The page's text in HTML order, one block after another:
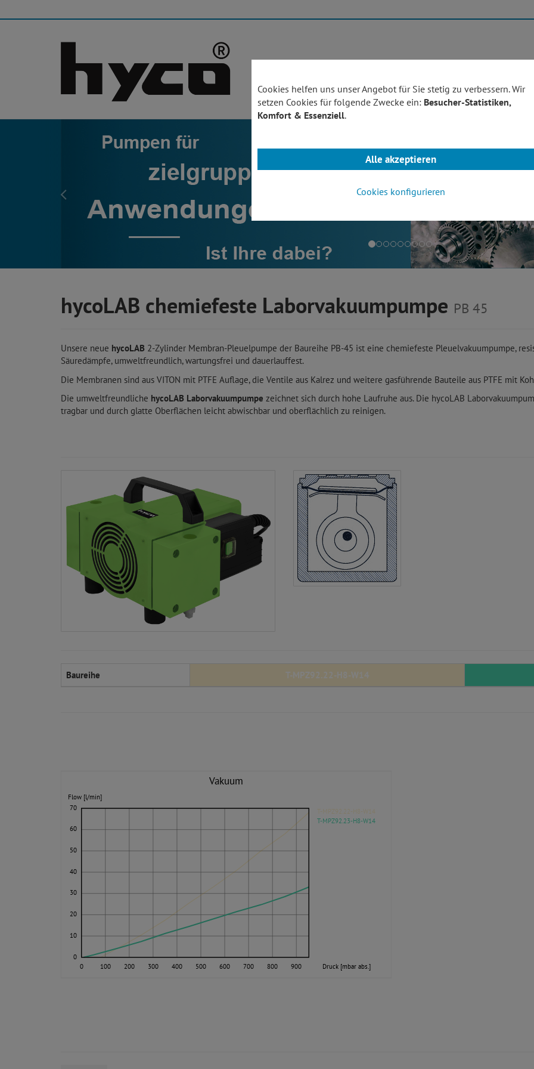
Produktübersicht
hycoLAB chemiefeste Laborvakuumpumpe PB 45
Unsere neue hycoLAB 2-Zylinder Membran-Pleuelpumpe der Baureihe PB-45 ist eine chemiefeste Pleuelvakuumpumpe,
Säuredämpfe, umweltfreundlich, wartungsfrei und dauerlauffest.
Die Membranen sind aus VITON mit PTFE Auflage, die Ventile aus Kalrez und weitere gasführende Bauteile aus PTFE mit
Die umweltfreundliche hycoLAB Laborvakuumpumpe zeichnet sich durch hohe Laufruhe aus. Die hycoLAB
tragbar und durch glatte Oberflächen leicht abwischbar und oberflächlich zu reinigen.
Baureihe T-MPZ92.22-H8-W14
Vakuum
Flow [l/min]
Druck [mbar abs.]
0 100 200 300 400 500 600 700 800 900
0
10
20
30
40
50
60
70 T-MPZ92.22-H8-W14
T-MPZ92.23-H8-W14
Cookies helfen uns unser Angebot für Sie stetig zu verbessern. Wir
setzen Cookies für folgende Zwecke ein: Besucher-Statistiken,
Komfort & Essenziell.
Cookies konfigurieren
Alle akzeptieren